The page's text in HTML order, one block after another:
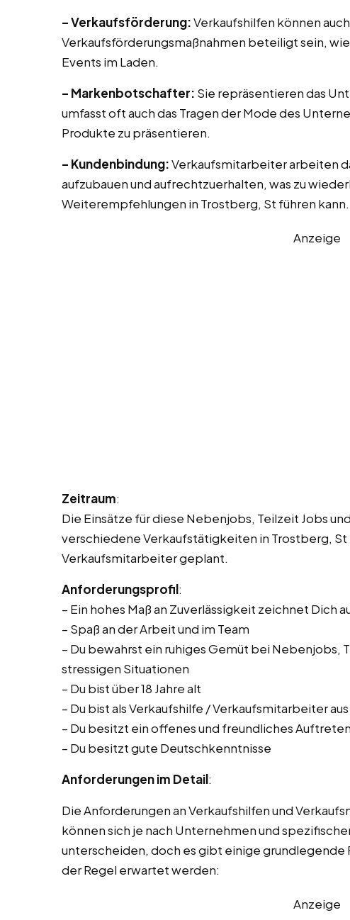
– Verkaufsförderung:Verkaufshilfen können
Verkaufsförderungsmaßnahmen beteiligt sein,
Events im Laden.
– Markenbotschafter: Sie repräsentieren das
umfasst oft auch das Tragen der Mode des
Produkte zu präsentieren.
– Kundenbindung:Verkaufsmitarbeiter arbeiten
aufzubauen und aufrechtzuerhalten, was zu
Weiterempfehlungen in Trostberg, St führen kann.
Anzeige
Zeitraum:
Die Einsätze für diese Nebenjobs, Teilzeit Jobs
verschiedene Verkaufstätigkeiten in Trostberg, St
Verkaufsmitarbeiter geplant.
Anforderungsprofil:
– Ein hohes Maß an Zuverlässigkeit zeichnet Dich
– Spaß an der Arbeit und im Team
– Du bewahrst ein ruhiges Gemüt bei Nebenjobs,
stressigen Situationen
– Du bist über 18 Jahre alt
– Du bist als Verkaufshilfe / Verkaufsmitarbeiter
– Du besitzt ein offenes und freundliches Auftreten
– Du besitzt gute Deutschkenntnisse
Anforderungen im Detail:
Die Anforderungen an Verkaufshilfen und
können sich je nach Unternehmen und
unterscheiden, doch es gibt einige grundlegende
der Regel erwartet werden:
Anzeige